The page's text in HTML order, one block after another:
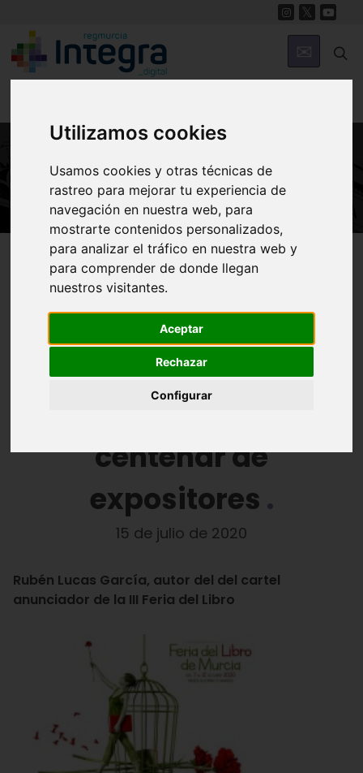
Utilizamos cookies
Usamos cookies y otras técnicas de
rastreo para mejorar tu experiencia de
navegación en nuestra web, para
mostrarte contenidos personalizados,
para analizar el tráfico en nuestra web y
para comprender de donde llegan
nuestros visitantes.
Aceptar
Rechazar
Configurar
ARTE Y CULTURA
Región de Murcia Digital Arte y Cultura
La III Feria del Libro de
Murcia contará con
cerca de medio
centenar de
expositores
15 de julio de 2020
Rubén Lucas García, autor del del cartel
anunciador de la III Feria del Libro